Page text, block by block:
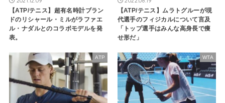
【ATP/テニス】超有名時計ブラン
ドのリシャール・ミルがラファエ
ル・ナダルとのコラボモデルを発
表。
【ATP/テニス】ムラトグルーが現
代選手のフィジカルについて言及
「トップ選手はみんな高身長で痩
せ形だ」
ATP WTA